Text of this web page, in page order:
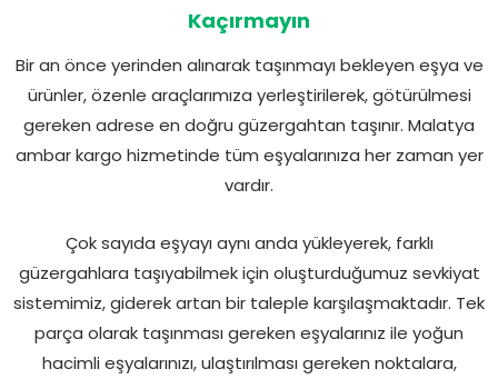
Kaçırmayın
Bir an önce yerinden alınarak taşınmayı bekleyen eşya ve
ürünler, özenle araçlarımıza yerleştirilerek, götürülmesi
gereken adrese en doğru güzergahtan taşınır. Malatya
ambar kargo hizmetinde tüm eşyalarınıza her zaman yer
vardır.
Çok sayıda eşyayı aynı anda yükleyerek, farklı
güzergahlara taşıyabilmek için oluşturduğumuz sevkiyat
sistemimiz, giderek artan bir taleple karşılaşmaktadır. Tek
parça olarak taşınması gereken eşyalarınız ile yoğun
hacimli eşyalarınızı, ulaştırılması gereken noktalara,